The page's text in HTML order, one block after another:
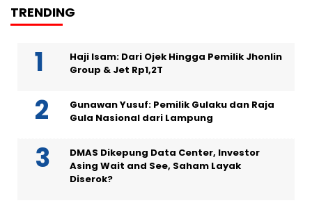
TRENDING
Haji Isam: Dari Ojek Hingga Pemilik Jhonlin
Group & Jet Rp1,2T
Gunawan Yusuf: Pemilik Gulaku dan Raja
Gula Nasional dari Lampung
DMAS Dikepung Data Center, Investor
Asing Wait and See, Saham Layak
Diserok?